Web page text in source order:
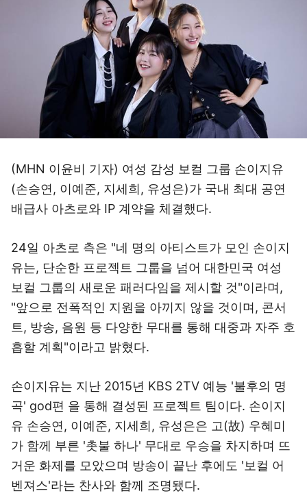
(MHN 이윤비 기자) 여성 감성 보컬 그룹 손이지유
(손승연, 이예준, 지세희, 유성은)가 국내 최대 공연
배급사 아츠로와 IP 계약을 체결했다.
24일 아츠로 측은 "네 명의 아티스트가 모인 손이지
유는, 단순한 프로젝트 그룹을 넘어 대한민국 여성
보컬 그룹의 새로운 패러다임을 제시할 것"이라며,
"앞으로 전폭적인 지원을 아끼지 않을 것이며, 콘서
트, 방송, 음원 등 다양한 무대를 통해 대중과 자주 호
흡할 계획"이라고 밝혔다.
손이지유는 지난 2015년 KBS 2TV 예능 '불후의 명
곡' god편 을 통해 결성된 프로젝트 팀이다. 손이지
유 손승연, 이예준, 지세희, 유성은은 고(故) 우혜미
가 함께 부른 '촛불 하나' 무대로 우승을 차지하며 뜨
거운 화제를 모았으며 방송이 끝난 후에도 '보컬 어
벤져스'라는 찬사와 함께 조명됐다.